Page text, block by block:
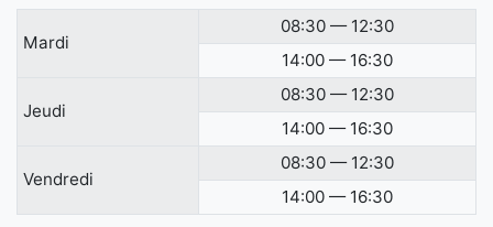
Mardi
08:30 — 12:30
14:00 — 16:30
Jeudi
08:30 — 12:30
14:00 — 16:30
Vendredi
08:30 — 12:30
14:00 — 16:30